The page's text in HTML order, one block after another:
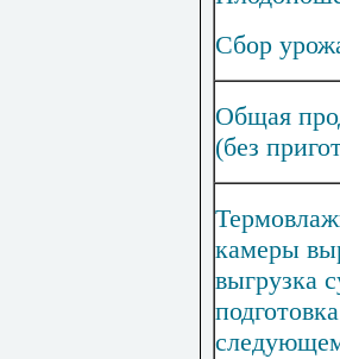
Сбор
Общая
(без
камеры
выгрузка